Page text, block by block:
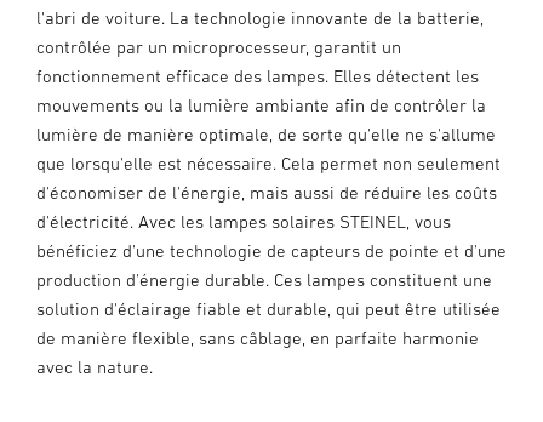
l'abri de voiture. La technologie innovante de la batterie,
contrôlée par un microprocesseur, garantit un
fonctionnement efficace des lampes. Elles détectent les
mouvements ou la lumière ambiante afin de contrôler la
lumière de manière optimale, de sorte qu'elle ne s'allume
que lorsqu'elle est nécessaire. Cela permet non seulement
d'économiser de l'énergie, mais aussi de réduire les coûts
d'électricité. Avec les lampes solaires STEINEL, vous
bénéficiez d'une technologie de capteurs de pointe et d'une
production d'énergie durable. Ces lampes constituent une
solution d'éclairage fiable et durable, qui peut être utilisée
de manière flexible, sans câblage, en parfaite harmonie
avec la nature.